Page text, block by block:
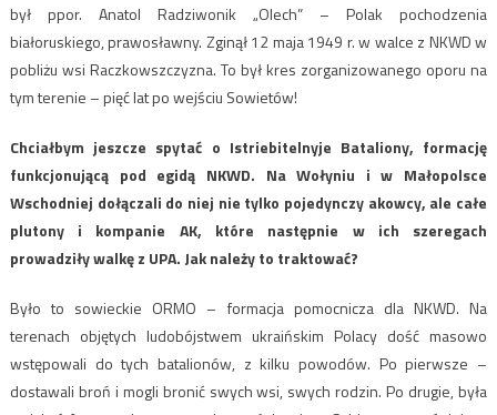
był ppor. Anatol Radziwonik „Olech” – Polak pochodzenia
białoruskiego, prawosławny. Zginął 12 maja 1949 r. w walce z NKWD w
pobliżu wsi Raczkowszczyzna. To był kres zorganizowanego oporu na
tym terenie – pięć lat po wejściu Sowietów!
Chciałbym jeszcze spytać o Istriebitelnyje Bataliony, formację
funkcjonującą pod egidą NKWD. Na Wołyniu i w Małopolsce
Wschodniej dołączali do niej nie tylko pojedynczy akowcy, ale całe
plutony i kompanie AK, które następnie w ich szeregach
prowadziły walkę z UPA. Jak należy to traktować?
Było to sowieckie ORMO – formacja pomocnicza dla NKWD. Na
terenach objętych ludobójstwem ukraińskim Polacy dość masowo
wstępowali do tych batalionów, z kilku powodów. Po pierwsze –
dostawali broń i mogli bronić swych wsi, swych rodzin. Po drugie, była